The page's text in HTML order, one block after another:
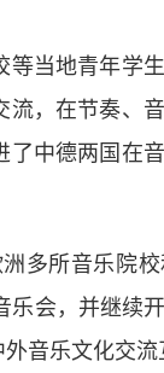
当地青年学生
，在节奏、
中德两国在
所音乐院校
会，并继续
音乐文化交流